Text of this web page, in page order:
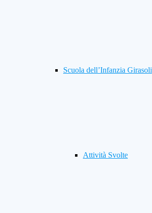
Scuola dell’Infanzia Girasoli
Attività Svolte